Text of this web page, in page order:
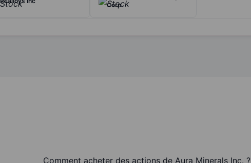
Corp
Comment acheter des actions de Aura Minerals Inc. ?